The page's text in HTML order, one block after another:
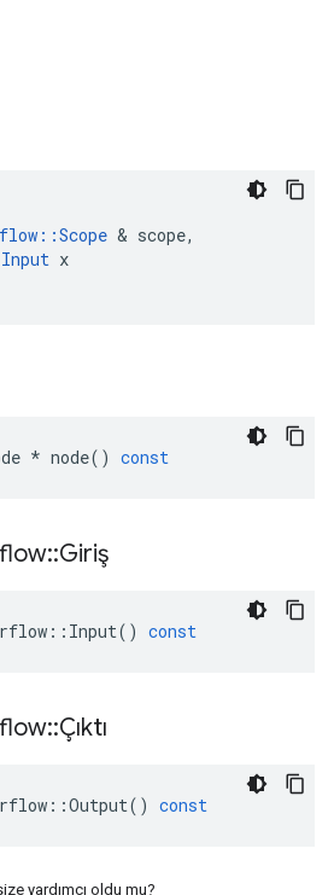
::Scope & scope,
Input x
* node() const
::Giriş
:: Input() const
::Çıktı
::Output() const
yardımcı oldu mu?